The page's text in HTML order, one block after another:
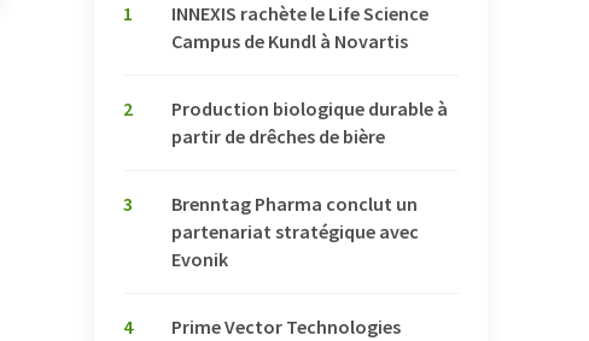
1
INNEXIS rachète le Life Science
Campus de Kundl à Novartis
2
Production biologique durable à
partir de drêches de bière
3
Brenntag Pharma conclut un
partenariat stratégique avec
Evonik
4
Prime Vector Technologies